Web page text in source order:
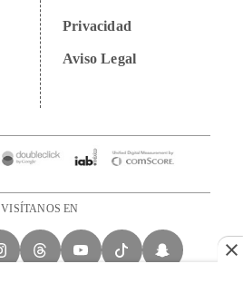
Privacidad
Aviso Legal
VISÍTANOS EN